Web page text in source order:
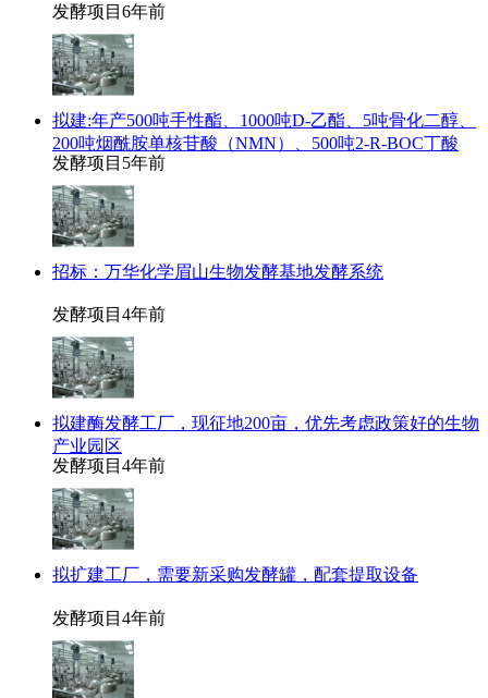
发酵项目 6年前
拟建:年产500吨手性酯、1000吨D-乙酯、5吨骨化二醇、
200吨烟酰胺单核苷酸（NMN）、500吨2-R-BOC丁酸
发酵项目 5年前
招标：万华化学眉山生物发酵基地发酵系统
发酵项目 4年前
拟建酶发酵工厂，现征地200亩，优先考虑政策好的生物
产业园区
发酵项目 4年前
拟扩建工厂，需要新采购发酵罐，配套提取设备
发酵项目 4年前